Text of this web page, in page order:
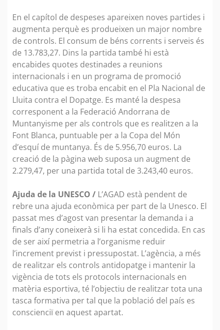
En el capítol de despeses apareixen noves partides i
augmenta perquè es produeixen un major nombre
de controls. El consum de béns corrents i serveis és
de 13.783,27. Dins la partida també hi està
encabides quotes destinades a reunions
internacionals i en un programa de promoció
educativa que es troba encabit en el Pla Nacional de
Lluita contra el Dopatge. Es manté la despesa
corresponent a la Federació Andorrana de
Muntanyisme per als controls que es realitzen a la
Font Blanca, puntuable per a la Copa del Món
d’esquí de muntanya. És de 5.956,70 euros. La
creació de la pàgina web suposa un augment de
2.279,47, per una partida total de 3.243,40 euros.
Ajuda de la UNESCO / L’AGAD està pendent de
rebre una ajuda econòmica per part de la Unesco. El
passat mes d’agost van presentar la demanda i a
finals d’any coneixerà si li ha estat concedida. En cas
de ser així permetria a l’organisme reduir
l’increment previst i pressupostat. L’agència, a més
de realitzar els controls antidopatge i mantenir la
vigència de tots els protocols internacionals en
matèria esportiva, té l’objectiu de realitzar tota una
tasca formativa per tal que la població del país es
conscienciï en aquest apartat.